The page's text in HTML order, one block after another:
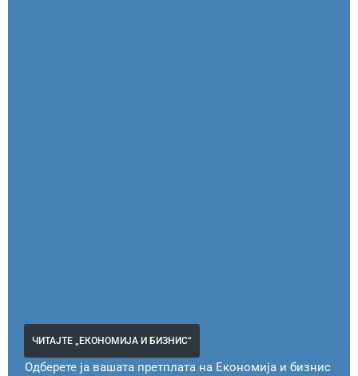
ЧИТАЈТЕ „ЕКОНОМИЈА И БИЗНИС“
Одберете ја вашата претплата на Економија и бизнис